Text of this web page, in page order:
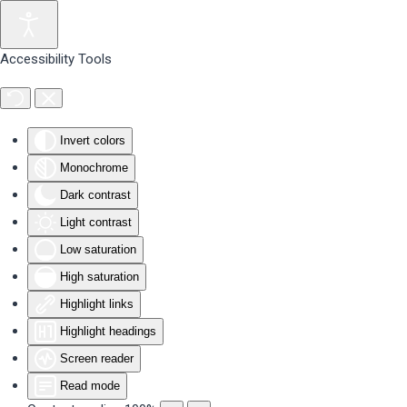
Accessibility Tools
Invert colors
Monochrome
Dark contrast
Light contrast
Low saturation
High saturation
Highlight links
Highlight headings
Screen reader
Read mode
Skip to main content